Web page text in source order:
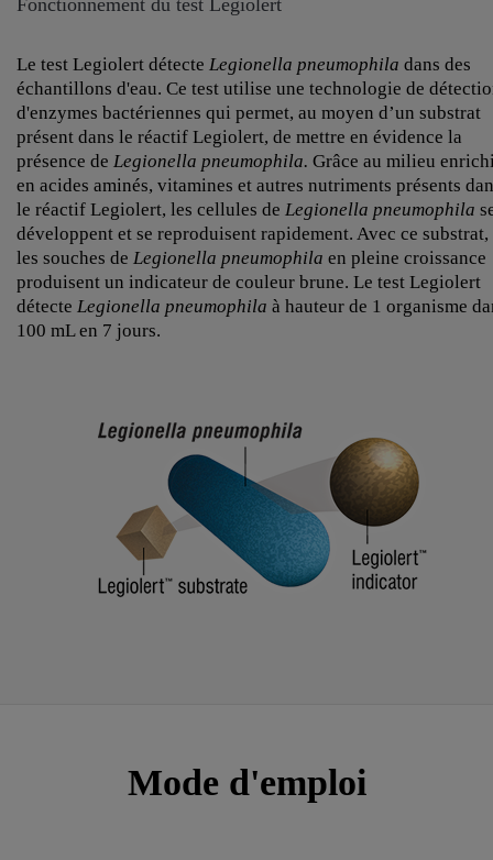
Fonctionnement du test Legiolert
Le test Legiolert détecte Legionella pneumophila dans des
échantillons d'eau. Ce test utilise une technologie de
d'enzymes bactériennes qui permet, au moyen d’un substrat
présent dans le réactif Legiolert, de mettre en évidence la
présence de Legionella pneumophila. Grâce au milieu
en acides aminés, vitamines et autres nutriments présents
le réactif Legiolert, les cellules de Legionella pneumophila
développent et se reproduisent rapidement. Avec ce substrat,
les souches de Legionella pneumophila en pleine croissance
produisent un indicateur de couleur brune. Le test Legiolert
détecte Legionella pneumophila à hauteur de 1 organisme
100 mL en 7 jours.
Mode d'emploi